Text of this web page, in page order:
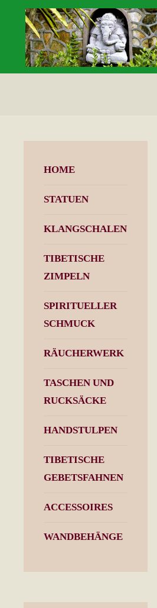
springen
HOME
STATUEN
KLANGSCHALEN
TIBETISCHE
ZIMPELN
SPIRITUELLER
SCHMUCK
RÄUCHERWERK
TASCHEN UND
RUCKSÄCKE
HANDSTULPEN
TIBETISCHE
GEBETSFAHNEN
ACCESSOIRES
WANDBEHÄNGE